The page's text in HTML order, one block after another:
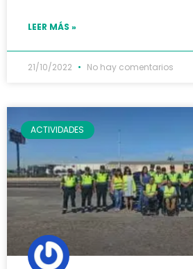
LEER MÁS »
21/10/2022 No hay comentarios
ACTIVIDADES